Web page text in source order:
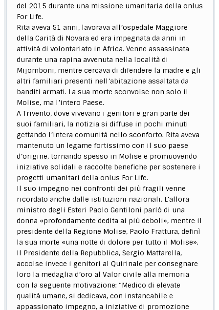
del 2015 durante una missione umanitaria della onlus
For Life.
Rita aveva 51 anni, lavorava all’ospedale Maggiore
della Carità di Novara ed era impegnata da anni in
attività di volontariato in Africa. Venne assassinata
durante una rapina avvenuta nella località di
Mijomboni, mentre cercava di difendere la madre e gli
altri familiari presenti nell’abitazione assaltata da
banditi armati. La sua morte sconvolse non solo il
Molise, ma l’intero Paese.
A Trivento, dove vivevano i genitori e gran parte dei
suoi familiari, la notizia si diffuse in pochi minuti
gettando l’intera comunità nello sconforto. Rita aveva
mantenuto un legame fortissimo con il suo paese
d’origine, tornando spesso in Molise e promuovendo
iniziative solidali e raccolte benefiche per sostenere i
progetti umanitari della onlus For Life.
Il suo impegno nei confronti dei più fragili venne
ricordato anche dalle istituzioni nazionali. L’allora
ministro degli Esteri Paolo Gentiloni parlò di una
donna «profondamente dedita ai più deboli», mentre il
presidente della Regione Molise, Paolo Frattura, definì
la sua morte «una notte di dolore per tutto il Molise».
Il Presidente della Repubblica, Sergio Mattarella,
accolse invece i genitori al Quirinale per consegnare
loro la medaglia d’oro al Valor civile alla memoria
con la seguente motivazione: “Medico di elevate
qualità umane, si dedicava, con instancabile e
appassionato impegno, a iniziative di promozione